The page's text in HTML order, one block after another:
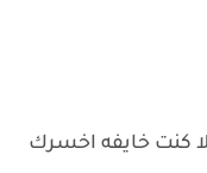
كنت خايفه اخسرك